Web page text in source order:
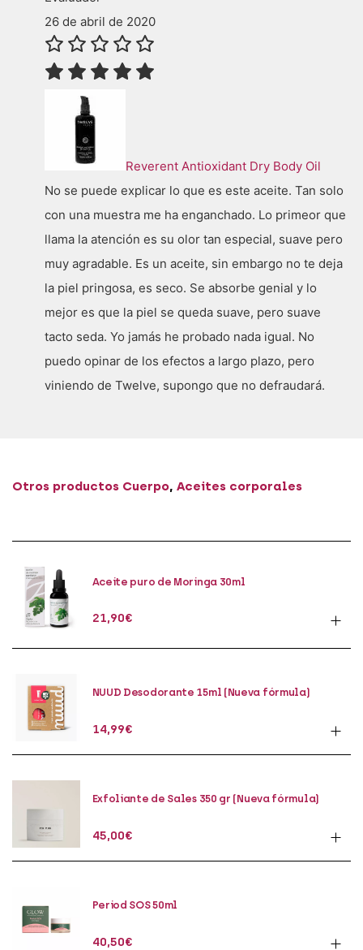
26 de abril de 2020
Reverent Antioxidant Dry Body Oil
No se puede explicar lo que es este aceite. Tan solo
con una muestra me ha enganchado. Lo primeor que
llama la atención es su olor tan especial, suave pero
muy agradable. Es un aceite, sin embargo no te deja
la piel pringosa, es seco. Se absorbe genial y lo
mejor es que la piel se queda suave, pero suave
tacto seda. Yo jamás he probado nada igual. No
puedo opinar de los efectos a largo plazo, pero
viniendo de Twelve, supongo que no defraudará.
Otros productos Cuerpo, Aceites corporales
Aceite puro de Moringa 30ml
21,90€
NUUD Desodorante 15ml (Nueva fórmula)
14,99€
Exfoliante de Sales 350 gr (Nueva fórmula)
45,00€
Period SOS 50ml
40,50€